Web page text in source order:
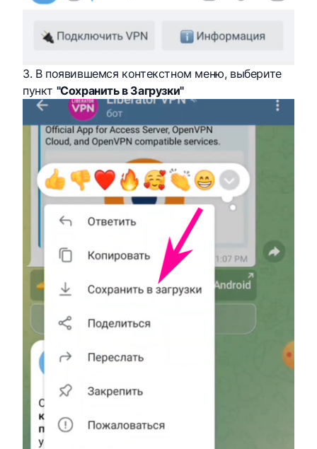
3. В появившемся контекстном меню, выберите
пункт "Сохранить в Загрузки"